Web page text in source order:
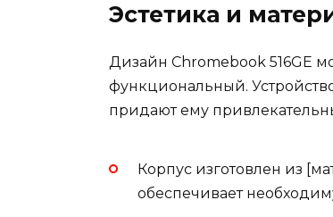
Эстетика и
Дизайн Chromebook 516GE
функциональный.
придают ему
Корпус изготовлен из
обеспечивает